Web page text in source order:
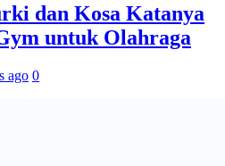
dan Kosa Katanya
untuk Olahraga
ago 0